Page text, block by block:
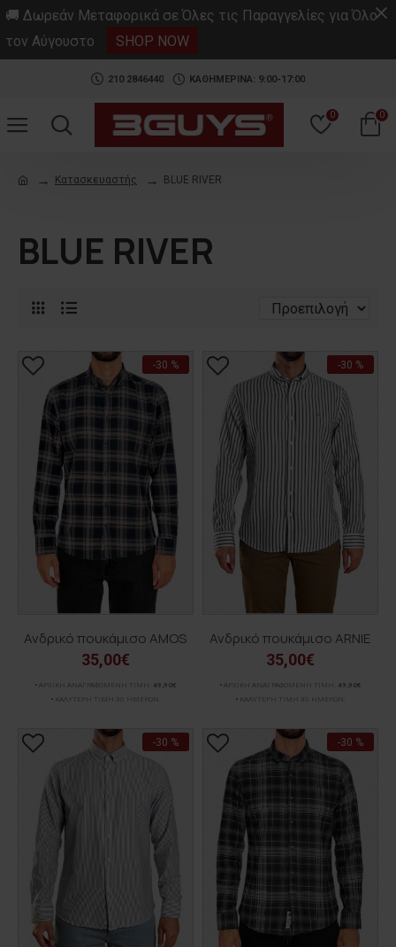
🚚 Δωρεάν Μεταφορικά σε Όλες τις Παραγγελίες για Όλο
τον Αύγουστο
SHOP NOW
210 2846440 ΚΑΘΗΜΕΡΙΝΑ: 9:00-17:00
0 0
Κατασκευαστής BLUE RIVER
BLUE RIVER
-30 %
Ανδρικό πουκάμισο AMOS
35,00€
ΑΡΧΙΚΗ ΑΝΑΓΡΑΦΟΜΕΝΗ ΤΙΜΗ:
49,90€
ΚΑΛΥΤΕΡΗ ΤΙΜΗ 30 ΗΜΕΡΩΝ:
-30 %
Ανδρικό πουκάμισο ARNIE
35,00€
ΑΡΧΙΚΗ ΑΝΑΓΡΑΦΟΜΕΝΗ ΤΙΜΗ:
49,90€
ΚΑΛΥΤΕΡΗ ΤΙΜΗ 30 ΗΜΕΡΩΝ:
-30 % -30 %